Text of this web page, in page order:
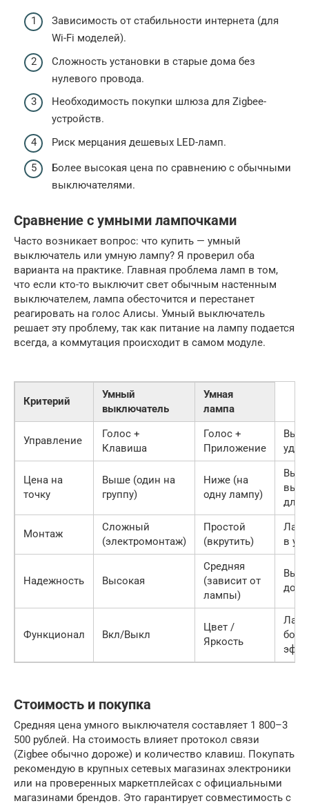
Зависимость от стабильности интернета (для
Wi-Fi моделей).
Сложность установки в старые дома без
нулевого провода.
Необходимость покупки шлюза для Zigbee-
устройств.
Риск мерцания дешевых LED-ламп.
Более высокая цена по сравнению с обычными
выключателями.
Сравнение с умными лампочками
Часто возникает вопрос: что купить — умный
выключатель или умную лампу? Я проверил оба
варианта на практике. Главная проблема ламп в том,
что если кто-то выключит свет обычным настенным
выключателем, лампа обесточится и перестанет
реагировать на голос Алисы. Умный выключатель
решает эту проблему, так как питание на лампу подается
всегда, а коммутация происходит в самом модуле.
Критерий
Умный
выключатель
Умная
лампа
Управление
Голос +
Клавиша
Голос +
Приложение
Цена на
точку
Выше (один на
группу)
Ниже (на
одну лампу)
для
Монтаж
Сложный
(электромонтаж)
Простой
(вкрутить)
в
Надежность Высокая
Средняя
(зависит от
лампы)
Функционал Вкл/Выкл
Цвет /
Яркость
Стоимость и покупка
Средняя цена умного выключателя составляет 1 800–3
500 рублей. На стоимость влияет протокол связи
(Zigbee обычно дороже) и количество клавиш. Покупать
рекомендую в крупных сетевых магазинах электроники
или на проверенных маркетплейсах с официальными
магазинами брендов. Это гарантирует совместимость с